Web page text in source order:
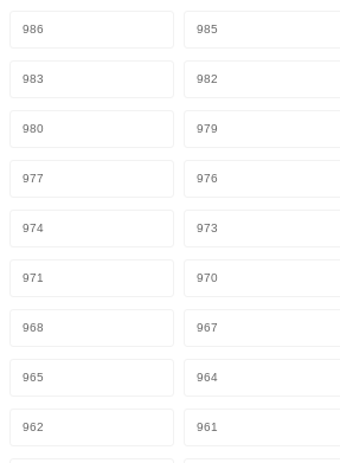
986 985
983 982
980 979
977 976
974 973
971 970
968 967
965 964
962 961